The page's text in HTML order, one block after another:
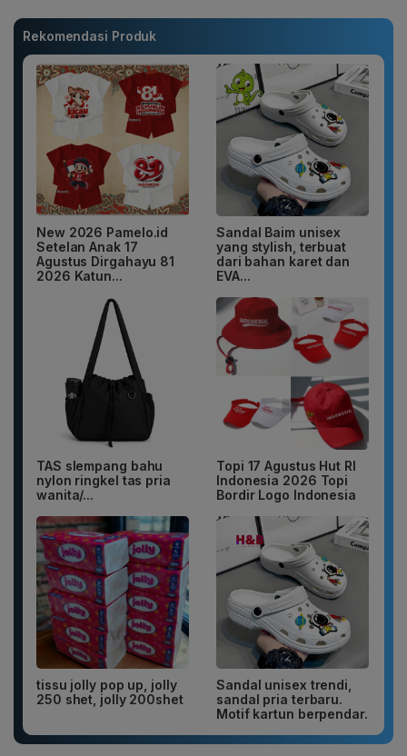
Rekomendasi Produk
New 2026 Pamelo.id
Setelan Anak 17
Agustus Dirgahayu 81
2026 Katun...
Sandal Baim unisex
yang stylish, terbuat
dari bahan karet dan
EVA...
TAS slempang bahu
nylon ringkel tas pria
wanita/...
Topi 17 Agustus Hut RI
Indonesia 2026 Topi
Bordir Logo Indonesia
tissu jolly pop up, jolly
250 shet, jolly 200shet
Sandal unisex trendi,
sandal pria terbaru.
Motif kartun berpendar.